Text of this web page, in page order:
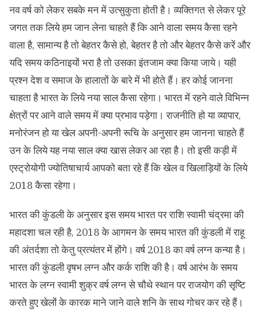
नव वर्ष को लेकर सबके मन में उत्सुकुता होती है। व्यक्तिगत से लेकर पूरे
जगत तक लिये हम जान लेना चाहते हैं कि आने वाला समय कैसा रहने
वाला है, सामान्य है तो बेहतर कैसे हो, बेहतर है तो और बेहतर कैसे करें और
यदि समय कठिनाइयों भरा है तो उसका इंतजाम क्या किया जाये। यही
प्रश्न देश व समाज के हालातों के बारे में भी होते हैं। हर कोई जानना
चाहता है भारत के लिये नया साल कैसा रहेगा। भारत में रहने वाले विभिन्न
क्षेत्रों पर आने वाले समय में क्या प्रभाव पड़ेगा। राजनीति हो या व्यापार,
मनोरंजन हो या खेल अपनी-अपनी रूचि के अनुसार हम जानना चाहते हैं
उन के लिये यह नया साल क्या खास लेकर आ रहा है। तो इसी कड़ी में
एस्ट्रोयोगी ज्योतिषाचार्य आपको बता रहे हैं कि खेल व खिलाड़ियों के लिये
2018 कैसा रहेगा।
भारत की कुंडली के अनुसार इस समय भारत पर राशि स्वामी चंद्रमा की
महादशा चल रही है, 2018 के आगमन के समय भारत की कुंडली में राहू
की अंतर्दशा तो केतु प्रत्यंतर में होंगे। वर्ष 2018 का वर्ष लग्न कन्या है।
भारत की कुंडली वृषभ लग्न और कर्क राशि की है। वर्ष आरंभ के समय
भारत के लग्न स्वामी शुक्र वर्ष लग्न से चौथे स्थान पर राजयोग की सृष्टि
करते हुए खेलों के कारक माने जाने वाले शनि के साथ गोचर कर रहे हैं।